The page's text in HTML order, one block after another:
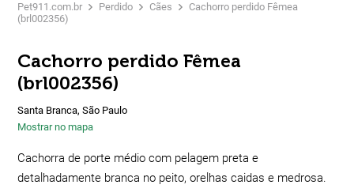
Pet911.com.br Perdido Cães
Cachorro perdido Fêmea
(brl002356)
Cachorro perdido Fêmea
(brl002356)
Santa Branca, São Paulo
Mostrar no mapa
Cachorra de porte médio com pelagem preta e
detalhadamente branca no peito, orelhas caidas e medrosa.